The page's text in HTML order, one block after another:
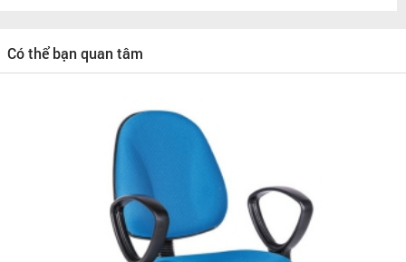
Có thể bạn quan tâm